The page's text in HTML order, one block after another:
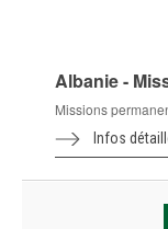
Albanie -
Missions
Infos